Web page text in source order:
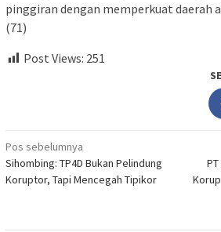
pinggiran dengan memperkuat daerah
(71)
Post Views: 251
Navigasi
pos
Pos sebelumnya
Sihombing: TP4D Bukan Pelindung
Koruptor, Tapi Mencegah Tipikor